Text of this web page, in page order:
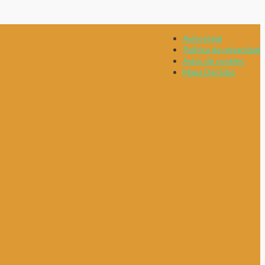
Aviso legal
Política de privacidad
Aviso de cookies
Mapa Del Sitio